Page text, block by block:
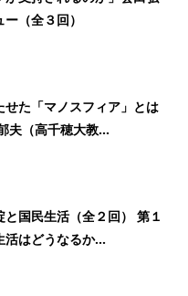
（全３回）
せた「マノスフィア」とは
夫（高千穂大教...
と国民生活（全２回） 第１
はどうなるか...